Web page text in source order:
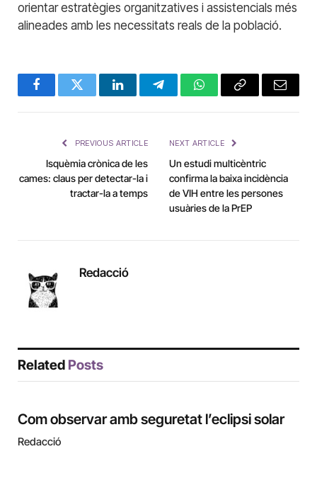
orientar estratègies organitzatives i assistencials més
alineades amb les necessitats reals de la població.
FacebookTwitter LinkedInTelegramWhatsAppCopy
Email
PREVIOUS ARTICLE
Isquèmia crònica de les
cames: claus per detectar-la i
tractar-la a temps
NEXT ARTICLE
Un estudi multicèntric
confirma la baixa incidència
de VIH entre les persones
usuàries de la PrEP
Redacció
Related Posts
Com observar amb seguretat l’eclipsi solar
Redacció